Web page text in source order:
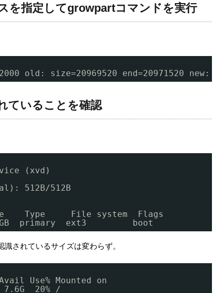
を指定してgrowpartコマンドを実行
old: size=20969520 end=20971520 new:
ていることを確認
(xvd)
): 512B/512B
Type     File system  Flags
primary  ext3         boot
されているサイズは変わらず。
Use% Mounted on
7.6G  20% /